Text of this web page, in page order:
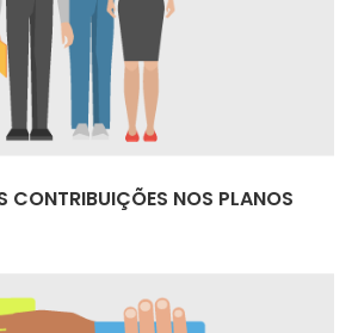
CONTRIBUIÇÕES NOS PLANOS